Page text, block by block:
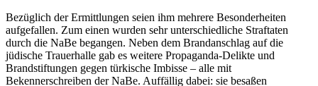
Bezüglich der Ermittlungen seien ihm mehrere Besonderheiten
aufgefallen. Zum einen wurden sehr unterschiedliche Straftaten
durch die NaBe begangen. Neben dem Brandanschlag auf die
jüdische Trauerhalle gab es weitere Propaganda-Delikte und
Brandstiftungen gegen türkische Imbisse – alle mit
Bekennerschreiben der NaBe. Auffällig dabei: sie besaßen